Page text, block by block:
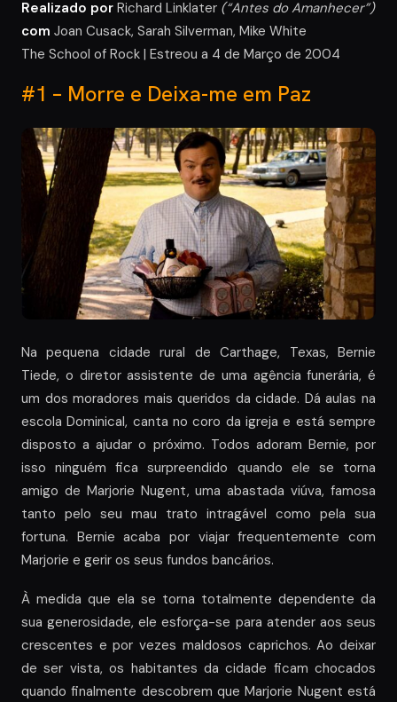
Realizado por Richard Linklater (“Antes do Amanhecer”)
com Joan Cusack, Sarah Silverman, Mike White
The School of Rock | Estreou a 4 de Março de 2004
#1 – Morre e Deixa-me em Paz
Na pequena cidade rural de Carthage, Texas, Bernie
Tiede, o diretor assistente de uma agência funerária, é
um dos moradores mais queridos da cidade. Dá aulas na
escola Dominical, canta no coro da igreja e está sempre
disposto a ajudar o próximo. Todos adoram Bernie, por
isso ninguém fica surpreendido quando ele se torna
amigo de Marjorie Nugent, uma abastada viúva, famosa
tanto pelo seu mau trato intragável como pela sua
fortuna. Bernie acaba por viajar frequentemente com
Marjorie e gerir os seus fundos bancários.
À medida que ela se torna totalmente dependente da
sua generosidade, ele esforça-se para atender aos seus
crescentes e por vezes maldosos caprichos. Ao deixar
de ser vista, os habitantes da cidade ficam chocados
quando finalmente descobrem que Marjorie Nugent está